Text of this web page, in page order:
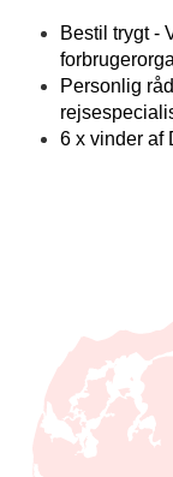
Bestil trygt -
Personlig
6 x vinder af